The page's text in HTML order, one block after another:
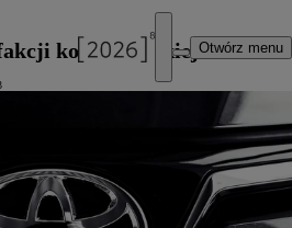
Otwórz menu
konsumenckiej